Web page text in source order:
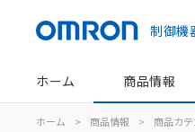
制御機
ホーム 商品情報
ホーム > 商品情報 > 商品カテ